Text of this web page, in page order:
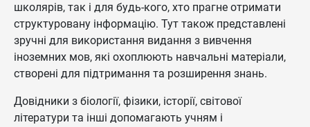
школярів, так і для будь-кого, хто прагне отримати
структуровану інформацію. Тут також представлені
зручні для використання видання з вивчення
іноземних мов, які охоплюють навчальні матеріали,
створені для підтримання та розширення знань.
Довідники з біології, фізики, історії, світової
літератури та інші допомагають учням і